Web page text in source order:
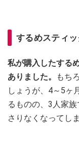
するめスティ
私が購入したする
ありました。
もち
しょうが、4～5ヶ
るものの、3人家
さりなくなってし